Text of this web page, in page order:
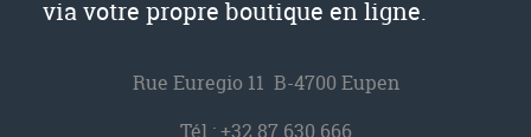
via votre propre boutique en ligne.
Rue Euregio 11 B-4700 Eupen
Tél.:+32 87 630 666